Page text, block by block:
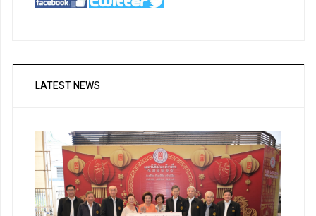
LATEST NEWS